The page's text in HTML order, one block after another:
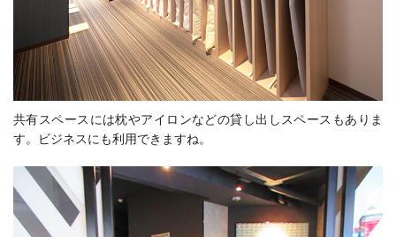
共有スペースには枕やアイロンなどの貸し出しスペースもありま
す。ビジネスにも利用できますね。